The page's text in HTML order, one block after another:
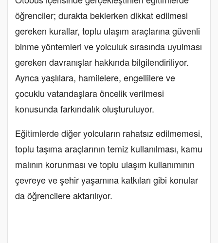
öğrenciler; durakta beklerken dikkat edilmesi
gereken kurallar, toplu ulaşım araçlarına güvenli
binme yöntemleri ve yolculuk sırasında uyulması
gereken davranışlar hakkında bilgilendiriliyor.
Ayrıca yaşlılara, hamilelere, engellilere ve
çocuklu vatandaşlara öncelik verilmesi
konusunda farkındalık oluşturuluyor.
Eğitimlerde diğer yolcuların rahatsız edilmemesi,
toplu taşıma araçlarının temiz kullanılması, kamu
malının korunması ve toplu ulaşım kullanımının
çevreye ve şehir yaşamına katkıları gibi konular
da öğrencilere aktarılıyor.